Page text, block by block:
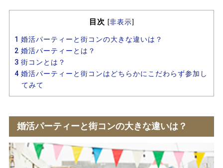
目次 [非表示]
1 婚活パーティーと街コンの大きな違いは？
2 婚活パーティーとは？
3 街コンとは？
4 婚活パーティーと街コンはどちらかにこだわらず参加し
てみて
婚活パーティーと街コンの大きな違いは？